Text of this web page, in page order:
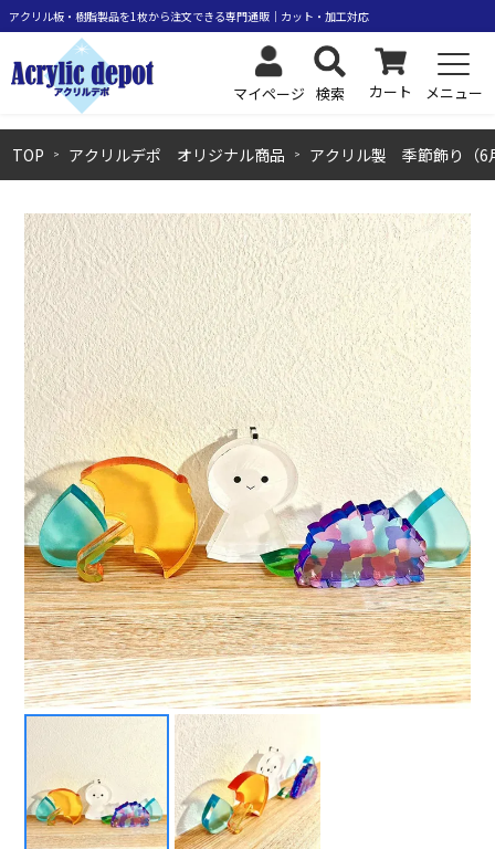
マイページ 検索 カート メニュー
TOP アクリルデポ オリジナル商品 アクリル製 季節飾り（